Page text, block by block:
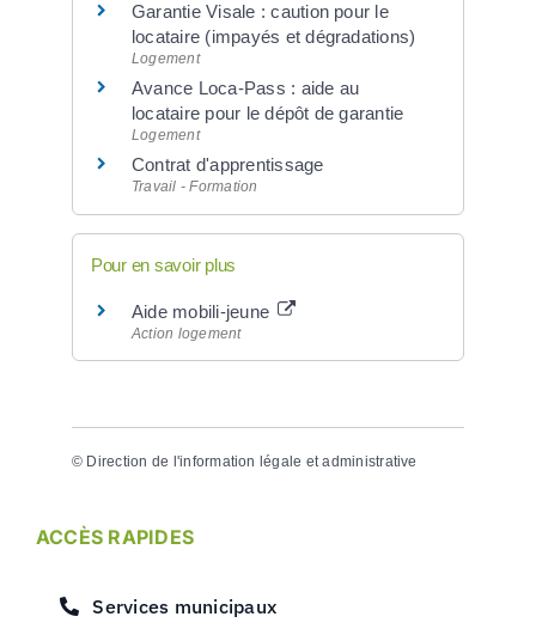
Garantie Visale : caution pour le
locataire (impayés et dégradations)
Logement
Avance Loca-Pass : aide au
locataire pour le dépôt de garantie
Logement
Contrat d'apprentissage
Travail - Formation
Pour en savoir plus
Aide mobili-jeune
Action logement
© Direction de l'information légale et administrative
ACCÈS RAPIDES
Services municipaux